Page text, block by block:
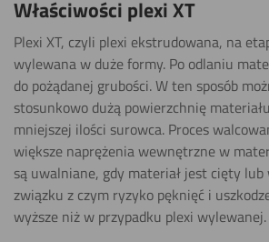
Grawerowania
Pokaż
Klejenia
Pokaż
Właściwości plexi XT
Plexi XT, czyli plexi ekstrudowana, na
wylewana w duże formy. Po odlaniu
do pożądanej grubości. W ten sposób
stosunkowo dużą powierzchnię
mniejszej ilości surowca. Proces
większe naprężenia wewnętrzne w
są uwalniane, gdy materiał jest cięty
związku z czym ryzyko pęknięć i
wyższe niż w przypadku plexi wylewanej.